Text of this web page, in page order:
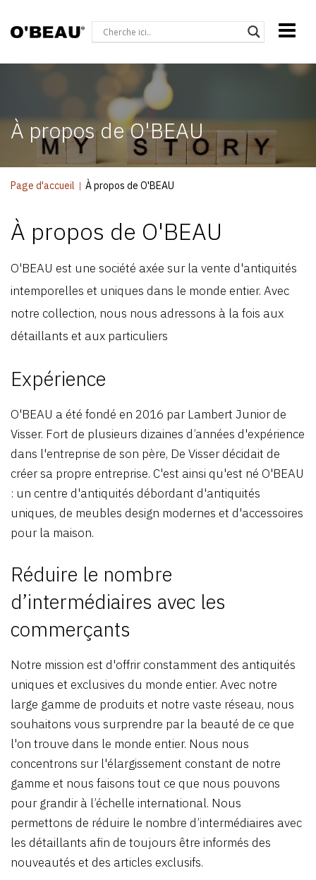
À propos de O'BEAU
Page d'accueil | À propos de O'BEAU
À propos de O'BEAU
O'BEAU est une société axée sur la vente d'antiquités
intemporelles et uniques dans le monde entier. Avec
notre collection, nous nous adressons à la fois aux
détaillants et aux particuliers
Expérience
O'BEAU a été fondé en 2016 par Lambert Junior de
Visser. Fort de plusieurs dizaines d’années d'expérience
dans l'entreprise de son père, De Visser décidait de
créer sa propre entreprise. C'est ainsi qu'est né O'BEAU
: un centre d'antiquités débordant d'antiquités
uniques, de meubles design modernes et d'accessoires
pour la maison.
Réduire le nombre
d’intermédiaires avec les
commerçants
Notre mission est d'offrir constamment des antiquités
uniques et exclusives du monde entier. Avec notre
large gamme de produits et notre vaste réseau, nous
souhaitons vous surprendre par la beauté de ce que
l'on trouve dans le monde entier. Nous nous
concentrons sur l'élargissement constant de notre
gamme et nous faisons tout ce que nous pouvons
pour grandir à l’échelle international. Nous
permettons de réduire le nombre d’intermédiaires avec
les détaillants afin de toujours être informés des
nouveautés et des articles exclusifs.